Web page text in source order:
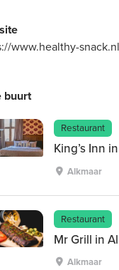
www.healthy-snack.nl
buurt
Restaurant
King’s Inn
Alkmaar
Restaurant
Mr Grill in
Alkmaar